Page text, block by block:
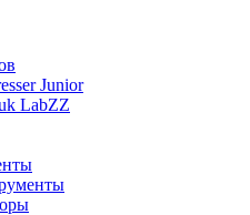
Junior
LabZZ